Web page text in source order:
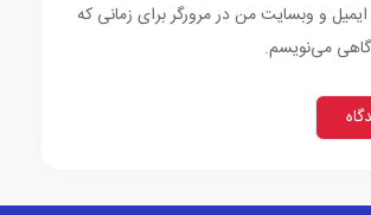
ایمیل و وبسایت من در مرورگر برای زمانی که
می‌نویسم.